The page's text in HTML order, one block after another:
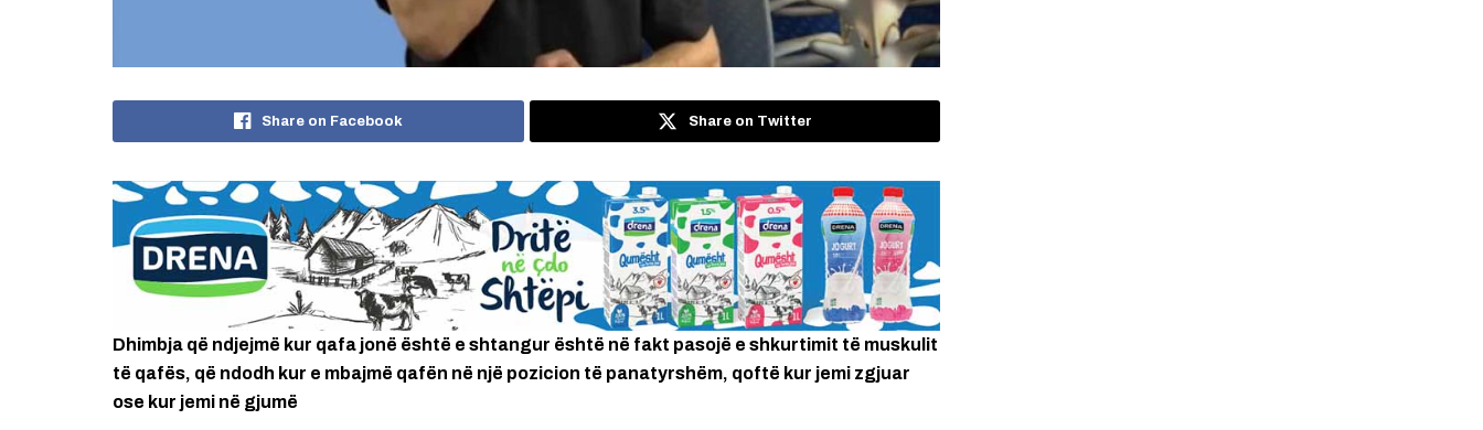
Share on Facebook Share on Twitter
Dhimbja që ndjejmë kur qafa jonë është e shtangur është në fakt pasojë e shkurtimit të muskulit
të qafës, që ndodh kur e mbajmë qafën në një pozicion të panatyrshëm, qoftë kur jemi zgjuar
ose kur jemi në gjumë